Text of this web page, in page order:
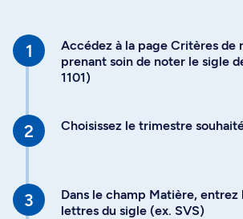
Accédez à la page Critères de
prenant soin de noter le sigle
1101)
Choisissez le trimestre
Dans le champ Matière, entrez
lettres du sigle (ex. SVS)